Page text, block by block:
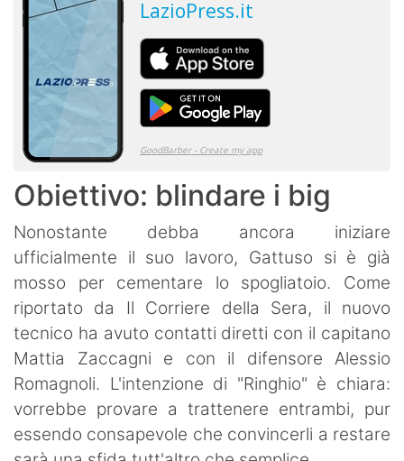
Obiettivo: blindare i big
Nonostante debba ancora iniziare
ufficialmente il suo lavoro, Gattuso si è già
mosso per cementare lo spogliatoio. Come
riportato da Il Corriere della Sera, il nuovo
tecnico ha avuto contatti diretti con il capitano
Mattia Zaccagni e con il difensore Alessio
Romagnoli. L'intenzione di "Ringhio" è chiara:
vorrebbe provare a trattenere entrambi, pur
essendo consapevole che convincerli a restare